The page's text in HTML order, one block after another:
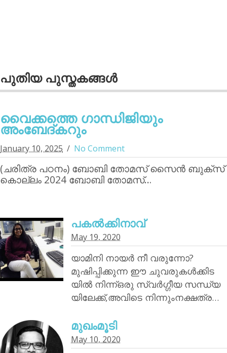
പുതിയ പുസ്തകങ്ങള്‍
വൈക്കത്തെ ഗാന്ധിജിയും
അംബേദ്കറും
January 10, 2025 No Comment
(ചരിത്ര പഠനം) ബോബി തോമസ് സൈന്‍ ബുക്‌സ്
കൊല്ലം 2024 ബോബി തോമസ്…
പകൽക്കിനാവ്‌
May 19, 2020
യാമിനി നായര്‍ നീ വരുന്നോ?
മുഷിപ്പിക്കുന്ന ഈ ചുവരുകൾക്കിട
യിൽ നിന്ന്ഒരു സ്വർഗ്ഗീയ സന്ധ്യ
യിലേക്ക്,അവിടെ നിന്നുംനക്ഷത്ര…
മുഖംമൂടി
May 10, 2020